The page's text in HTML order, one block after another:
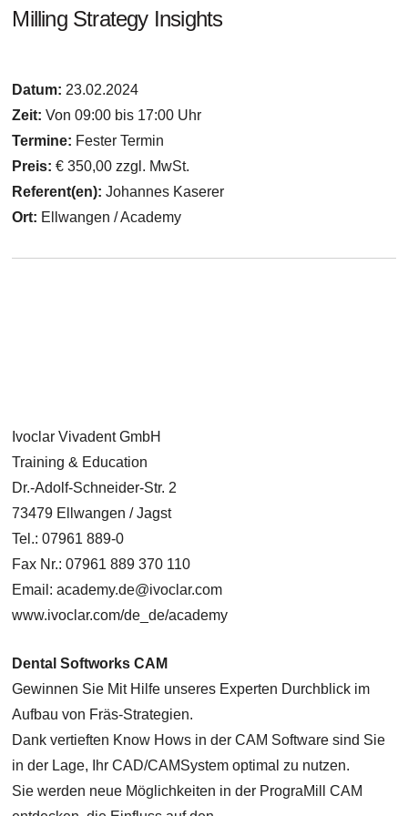
Milling Strategy Insights
Datum: 23.02.2024
Zeit: Von 09:00 bis 17:00 Uhr
Termine: Fester Termin
Preis: € 350,00 zzgl. MwSt.
Referent(en):Johannes Kaserer
Ort: Ellwangen / Academy
Ivoclar Vivadent GmbH
Training & Education
Dr.-Adolf-Schneider-Str. 2
73479 Ellwangen / Jagst
Tel.: 07961 889-0
Fax Nr.: 07961 889 370 110
Email: academy.de@ivoclar.com
www.ivoclar.com/de_de/academy
Dental Softworks CAM
Gewinnen Sie Mit Hilfe unseres Experten Durchblick im
Aufbau von Fräs-Strategien.
Dank vertieften Know Hows in der CAM Software sind Sie
in der Lage, Ihr CAD/CAMSystem optimal zu nutzen.
Sie werden neue Möglichkeiten in der PrograMill CAM